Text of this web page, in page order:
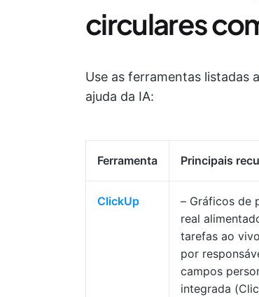
circulares
Use as ferramentas listadas
ajuda da IA:
Ferramenta Principais
ClickUp
– Gráficos de
real
tarefas ao
por
campos
integrada